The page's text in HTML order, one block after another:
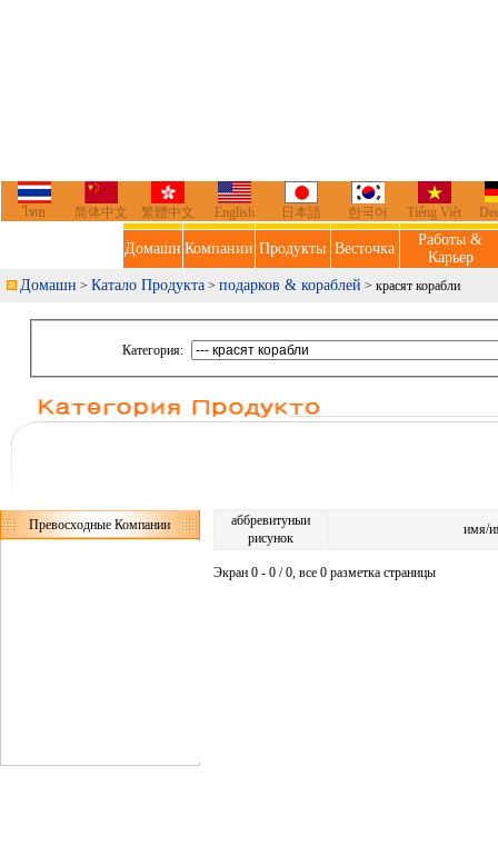
ไทย 简体中文 繁體中文 English 日本語 한국어 Tiếng Việt
Домашн Компании Продукты Весточка
Работы &
Карьер
Домашн > Катало Продукта > подарков & кораблей > красят корабли
Категория:
Превосходные Компании
аббревитуныи
рисунок
имя/
Экран 0 - 0 / 0, все 0 разметка страницы